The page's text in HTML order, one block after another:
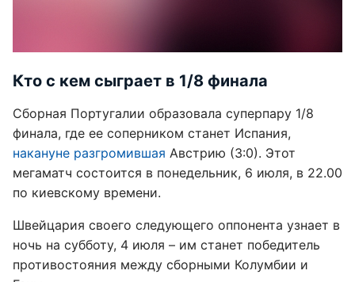
Кто с кем сыграет в 1/8 финала
Сборная Португалии образовала суперпару 1/8
финала, где ее соперником станет Испания,
накануне разгромившая Австрию (3:0). Этот
мегаматч состоится в понедельник, 6 июля, в 22.00
по киевскому времени.
Швейцария своего следующего оппонента узнает в
ночь на субботу, 4 июля – им станет победитель
противостояния между сборными Колумбии и